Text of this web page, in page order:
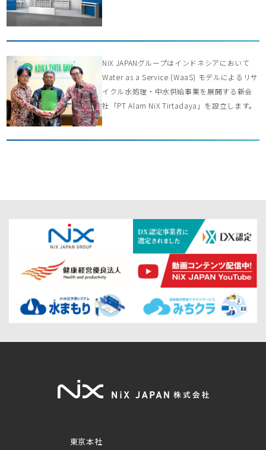
NiX JAPANグループはインドネシアにおいて
Water as a Service (WaaS) モデルによるリサ
イクル水処理・中水供給事業を展開する新会
社「PT Alam NiX Tirtadaya」を設立します。
東京本社